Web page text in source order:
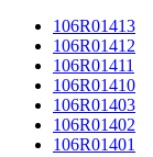
106R01413
106R01412
106R01411
106R01410
106R01403
106R01402
106R01401